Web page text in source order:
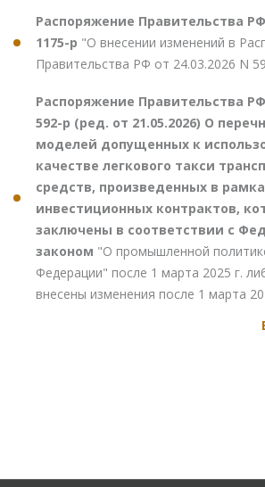
Распоряжение Правительства РФ
1175-р "О внесении изменений в
Правительства РФ от 24.03.2026 N
Распоряжение Правительства РФ
592-р (ред. от 21.05.2026) О
моделей допущенных к
качестве легкового такси
средств, произведенных в
инвестиционных контрактов,
заключены в соответствии с
законом "О промышленной
Федерации" после 1 марта 2025 г.
внесены изменения после 1 марта